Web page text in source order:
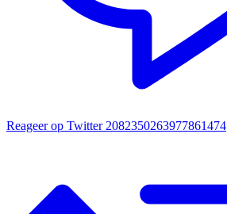
Reageer op Twitter 2082350263977861474